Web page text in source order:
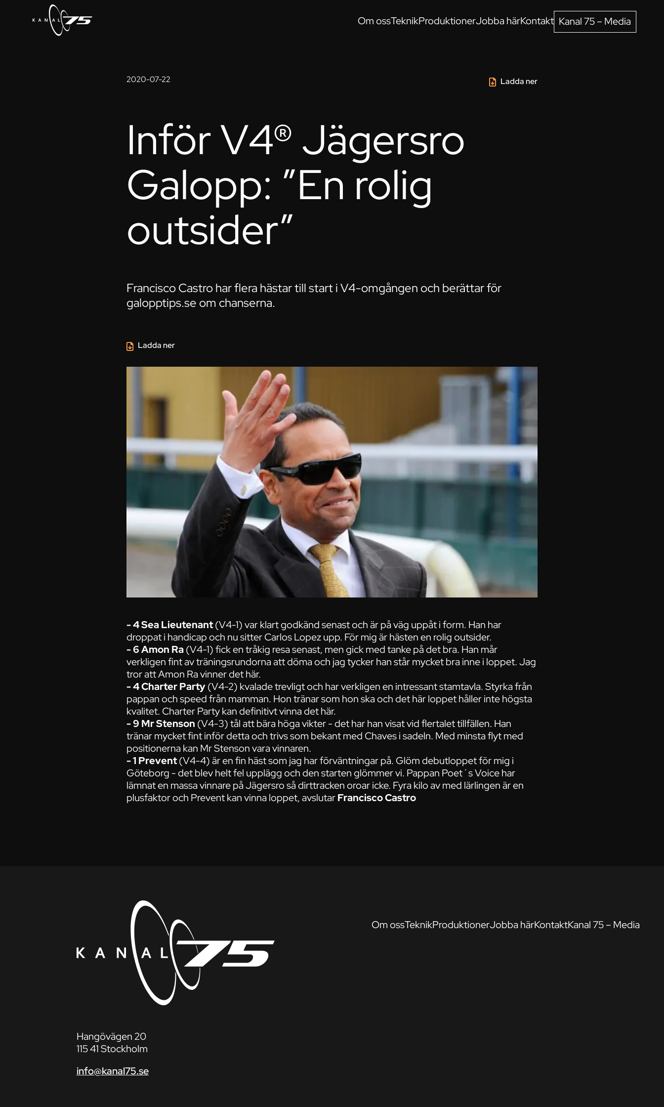
Om ossTeknikProduktionerJobba härKontakt Kanal 75 – Media
2020-07-22 Ladda ner
Inför V4® Jägersro
Galopp: ”En rolig
outsider”
Francisco Castro har flera hästar till start i V4-omgången och berättar för
galopptips.se om chanserna.
- 4 Sea Lieutenant(V4-1) var klart godkänd senast och är på väg uppåt i form. Han har
droppat i handicap och nu sitter Carlos Lopez upp. För mig är hästen en rolig outsider.
- 6 Amon Ra (V4-1) fick en tråkig resa senast, men gick med tanke på det bra. Han mår
verkligen fint av träningsrundorna att döma och jag tycker han står mycket bra inne i loppet. Jag
tror att Amon Ra vinner det här.
- 4 Charter Party(V4-2) kvalade trevligt och har verkligen en intressant stamtavla. Styrka från
pappan och speed från mamman. Hon tränar som hon ska och det här loppet håller inte högsta
kvalitet. Charter Party kan definitivt vinna det här.
- 9 Mr Stenson (V4-3) tål att bära höga vikter - det har han visat vid flertalet tillfällen. Han
tränar mycket fint inför detta och trivs som bekant med Chaves i sadeln. Med minsta flyt med
positionerna kan Mr Stenson vara vinnaren.
- 1 Prevent(V4-4) är en fin häst som jag har förväntningar på. Glöm debutloppet för mig i
Göteborg - det blev helt fel upplägg och den starten glömmer vi. Pappan Poet´s Voice har
lämnat en massa vinnare på Jägersro så dirttracken oroar icke. Fyra kilo av med lärlingen är en
plusfaktor och Prevent kan vinna loppet, avslutarFrancisco Castro
Ladda ner
Hangövägen 20
115 41 Stockholm
info@kanal75.se
Om ossTeknikProduktionerJobba härKontaktKanal 75 – Media